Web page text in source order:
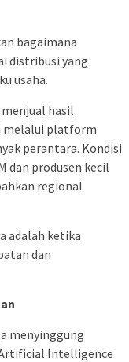
bagaimana
distribusi yang
usaha.
hasil
melalui platform
perantara. Kondisi
dan produsen kecil
regional
adalah ketika
dan
menyinggung
Intelligence